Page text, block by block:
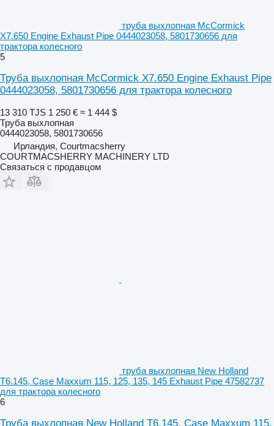
труба выхлопная McCormick
X7.650 Engine Exhaust Pipe 0444023058, 5801730656 для
трактора колесного
5
Труба выхлопная McCormick X7.650 Engine Exhaust Pipe
0444023058, 5801730656 для трактора колесного
13 310 TJS 1 250 € ≈ 1 444 $
Труба выхлопная
0444023058, 5801730656
Ирландия, Courtmacsherry
COURTMACSHERRY MACHINERY LTD
Связаться с продавцом
труба выхлопная New Holland
T6.145, Case Maxxum 115, 125, 135, 145 Exhaust Pipe 47582737
для трактора колесного
6
Труба выхлопная New Holland T6.145, Case Maxxum 115,